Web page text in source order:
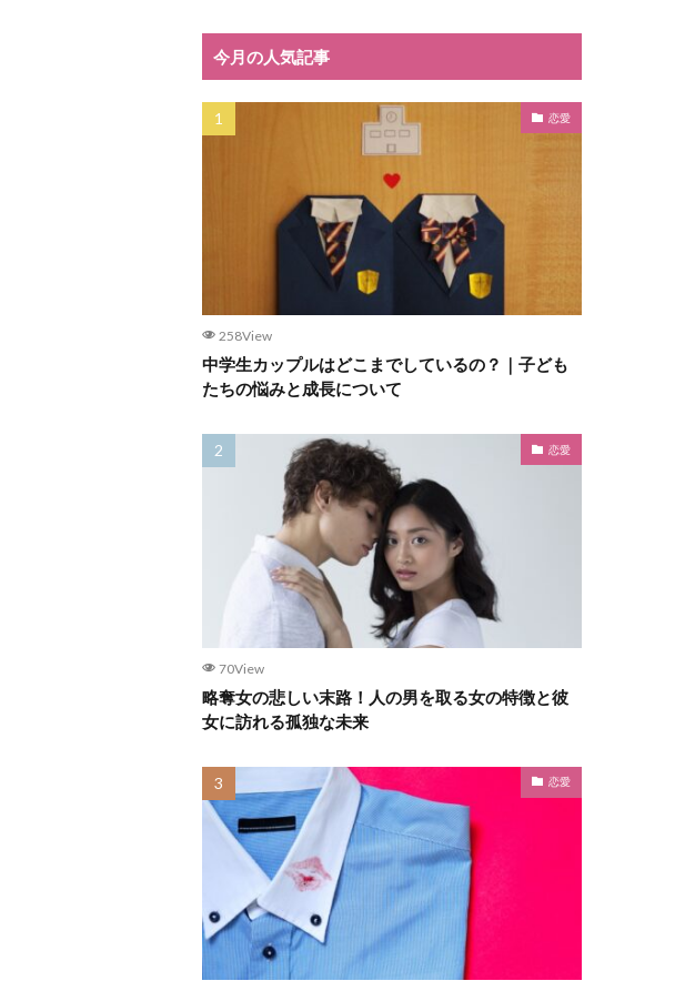
今月の人気記事
恋愛
258View
中学生カップルはどこまでしているの？｜子ども
たちの悩みと成長について
恋愛
70View
略奪女の悲しい末路！人の男を取る女の特徴と彼
女に訪れる孤独な未来
恋愛